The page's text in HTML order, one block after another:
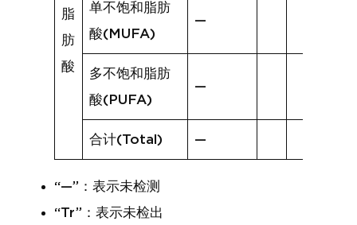
脂
肪
酸
单不饱和脂肪
酸(MUFA)
—
多不饱和脂肪
酸(PUFA)
—
合计(Total) —
“—”：表示未检测
“Tr”：表示未检出